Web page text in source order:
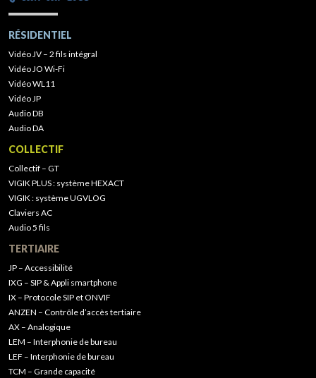
RÉSIDENTIEL
Vidéo JV – 2 fils intégral
Vidéo JO Wi-Fi
Vidéo WL11
Vidéo JP
Audio DB
Audio DA
COLLECTIF
Collectif – GT
VIGIK PLUS : système HEXACT
VIGIK : système UGVLOG
Claviers AC
Audio 5 fils
TERTIAIRE
JP – Accessibilité
IXG – SIP & Appli smartphone
IX – Protocole SIP et ONVIF
ANZEN – Contrôle d’accès tertiaire
AX – Analogique
LEM – Interphonie de bureau
LEF – Interphonie de bureau
TCM – Grande capacité